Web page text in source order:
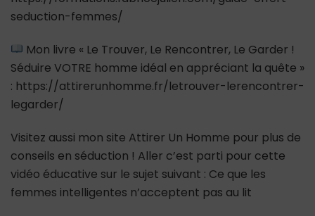
seduction-femmes/
Mon livre « Le Trouver, Le Rencontrer, Le Garder !
Séduire VOTRE homme idéal en appréciant la quête »
: https://attirerunhomme.fr/letrouver-lerencontrer-
legarder/
Visitez aussi mon site Attirer Un Homme pour plus de
conseils en séduction ! Aller c’est parti pour cette
vidéo éducative sur le sujet suivant : Ce que les
femmes intelligentes n’acceptent pas au lit